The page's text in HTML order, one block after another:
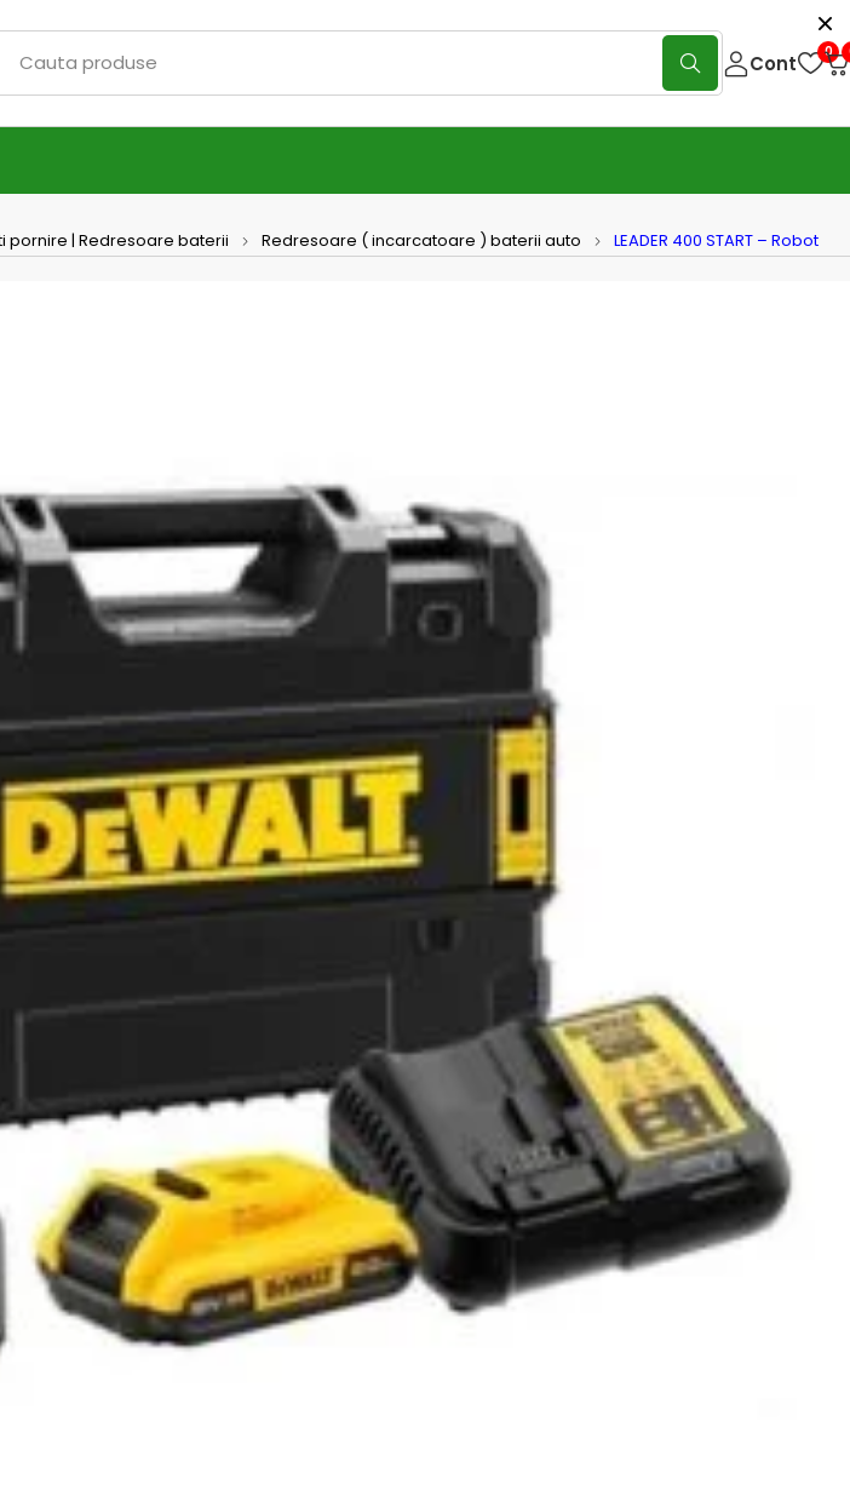
Cont 0
pornire | Redresoare baterii Redresoare ( incarcatoare ) baterii auto
LEADER 400 START – Robot
Pornirea motoarelor se poate face direct (pentru motoarele cu
acumulatori de max 60Ah) sau cu pre-incarcare (5-10 minute) pentru
motoarele cu acumulatori de 60-100 Ah.
Este recomandat pentru dotarea garajelor auto, a firmelor de
transport, distributie etc.
Sunt echipate cu:
– protectie la suprasarcina si inversarea polaritatii
Curent de incarcare la 12V – 30 A
Curent de incarcare la 24V – 30 A
1.474lei În stoc (poate fi pre-comandat)
Salvat pentru mai târziu Add to wishlist
Redresoare ( incarcatoare ) baterii auto